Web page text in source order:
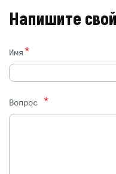
Напишите
Имя*
Вопрос *